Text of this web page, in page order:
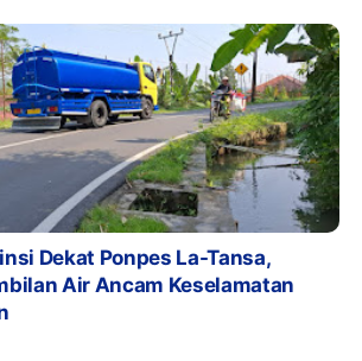
Dekat Ponpes La-Tansa,
Air Ancam Keselamatan